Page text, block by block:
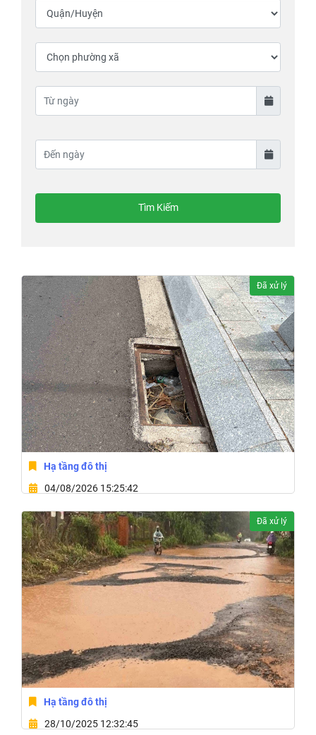
Tìm Kiếm
Hạ tầng đô thị
04/08/2026 15:25:42
Xã Xuân Thọ, Tỉnh Đắk Lắk
Đã xử lý
Hạ tầng đô thị
28/10/2025 12:32:45
Đã xử lý